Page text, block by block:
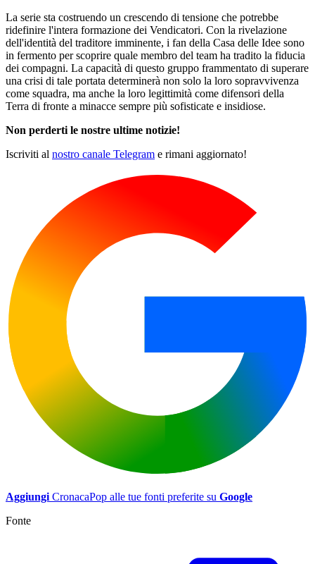
La serie sta costruendo un crescendo di tensione che potrebbe
ridefinire l'intera formazione dei Vendicatori. Con la rivelazione
dell'identità del traditore imminente, i fan della Casa delle Idee sono
in fermento per scoprire quale membro del team ha tradito la fiducia
dei compagni. La capacità di questo gruppo frammentato di superare
una crisi di tale portata determinerà non solo la loro sopravvivenza
come squadra, ma anche la loro legittimità come difensori della
Terra di fronte a minacce sempre più sofisticate e insidiose.
Non perderti le nostre ultime notizie!
Iscriviti al nostro canale Telegram e rimani aggiornato!
Aggiungi CronacaPop alle tue fonti preferite su Google
Fonte